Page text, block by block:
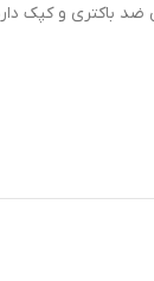
باکتری و کپک